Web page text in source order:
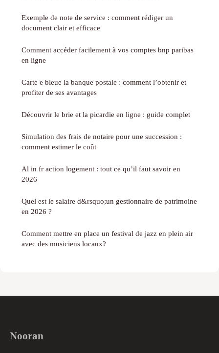
Exemple de note de service : comment rédiger un
document clair et efficace
Comment accéder facilement à vos comptes bnp paribas
en ligne
Carte e bleue la banque postale : comment l’obtenir et
profiter de ses avantages
Découvrir le brie et la picardie en ligne : guide complet
Simulation des frais de notaire pour une succession :
comment estimer le coût
Al in fr action logement : tout ce qu’il faut savoir en
2026
Quel est le salaire d&rsquo;un gestionnaire de patrimoine
en 2026 ?
Comment mettre en place un festival de jazz en plein air
avec des musiciens locaux?
Nooran